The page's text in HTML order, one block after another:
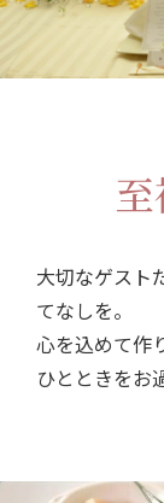
大切なゲスト
てなしを。
心を込めて作
ひとときをお